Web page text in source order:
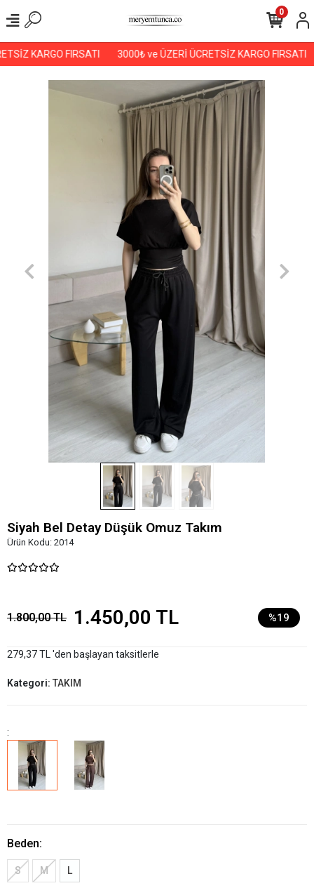
KARGO FIRSATI 3000₺ ve ÜZERİ ÜCRETSİZ KARGO FIRSATI
0
Siyah Bel Detay Düşük Omuz Takım
Ürün Kodu: 2014
1.800,00 TL 1.450,00 TL %19
279,37 TL 'den başlayan taksitlerle
Kategori: TAKIM
:
Beden:
S M L